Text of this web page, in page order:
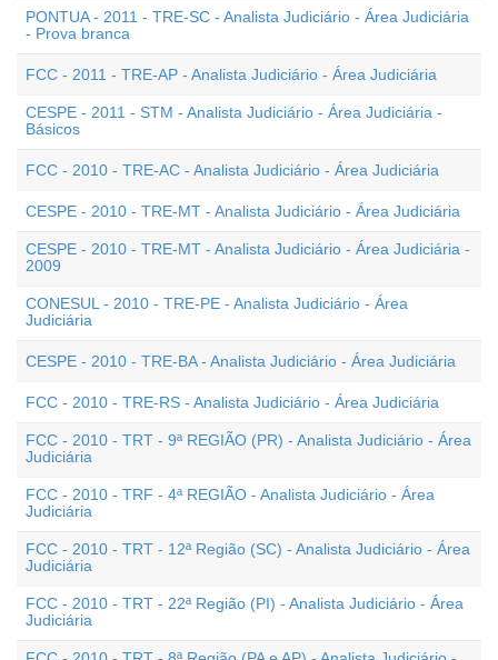
PONTUA - 2011 - TRE-SC - Analista Judiciário - Área Judiciária
- Prova branca
FCC - 2011 - TRE-AP - Analista Judiciário - Área Judiciária
CESPE - 2011 - STM - Analista Judiciário - Área Judiciária -
Básicos
FCC - 2010 - TRE-AC - Analista Judiciário - Área Judiciária
CESPE - 2010 - TRE-MT - Analista Judiciário - Área Judiciária
CESPE - 2010 - TRE-MT - Analista Judiciário - Área Judiciária -
2009
CONESUL - 2010 - TRE-PE - Analista Judiciário - Área
Judiciária
CESPE - 2010 - TRE-BA - Analista Judiciário - Área Judiciária
FCC - 2010 - TRE-RS - Analista Judiciário - Área Judiciária
FCC - 2010 - TRT - 9ª REGIÃO (PR) - Analista Judiciário - Área
Judiciária
FCC - 2010 - TRF - 4ª REGIÃO - Analista Judiciário - Área
Judiciária
FCC - 2010 - TRT - 12ª Região (SC) - Analista Judiciário - Área
Judiciária
FCC - 2010 - TRT - 22ª Região (PI) - Analista Judiciário - Área
Judiciária